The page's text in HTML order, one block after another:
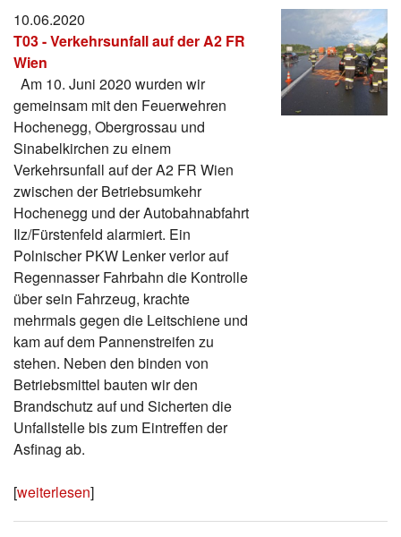
10.06.2020
T03 - Verkehrsunfall auf der A2 FR
Wien
Am 10. Juni 2020 wurden wir
gemeinsam mit den Feuerwehren
Hochenegg, Obergrossau und
Sinabelkirchen zu einem
Verkehrsunfall auf der A2 FR Wien
zwischen der Betriebsumkehr
Hochenegg und der Autobahnabfahrt
Ilz/Fürstenfeld alarmiert. Ein
Polnischer PKW Lenker verlor auf
Regennasser Fahrbahn die Kontrolle
über sein Fahrzeug, krachte
mehrmals gegen die Leitschiene und
kam auf dem Pannenstreifen zu
stehen. Neben den binden von
Betriebsmittel bauten wir den
Brandschutz auf und Sicherten die
Unfallstelle bis zum Eintreffen der
Asfinag ab.
[weiterlesen]